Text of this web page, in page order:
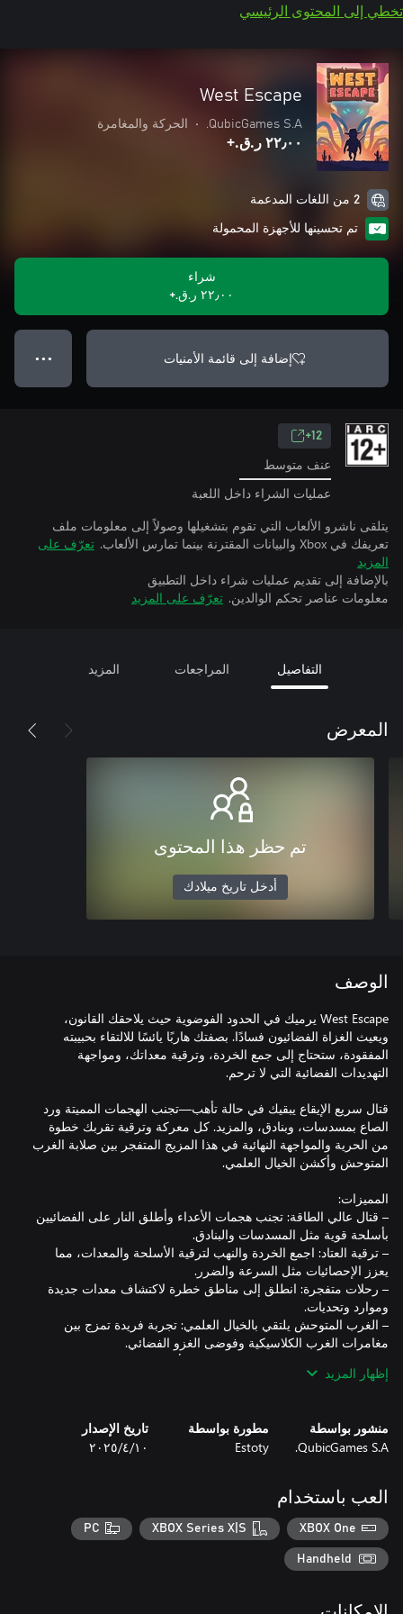
تخطي إلى المحتوى الرئيسي
West Escape
QubicGames S.A.
• الحركة والمغامرة
٢٢٫٠٠ ر.ق.‏+
2 من اللغات المدعمة
تم تحسينها للأجهزة المحمولة
شراء
٢٢٫٠٠ ر.ق.‏+
إضافة إلى قائمة الأمنيات ● ● ●
12+
عنف متوسط
عمليات الشراء داخل اللعبة
يتلقى ناشرو الألعاب التي تقوم بتشغيلها وصولاً إلى معلومات ملف
تعريفك في Xbox والبيانات المقترنة بينما تمارس الألعاب.
تعرّف على
المزيد
بالإضافة إلى تقديم عمليات شراء داخل التطبيق
معلومات عناصر تحكم الوالدين. تعرّف على المزيد
التفاصيل المراجعات المزيد
المعرض
تم حظر هذا المحتوى
أدخل تاريخ ميلادك
الوصف
West Escape يرميك في الحدود الفوضوية حيث يلاحقك القانون،
ويعيث الغزاة الفضائيون فسادًا. بصفتك هاربًا يائسًا للالتقاء بحبيبته
المفقودة، ستحتاج إلى جمع الخردة، وترقية معداتك، ومواجهة
قتال سريع الإيقاع يبقيك في حالة تأهب—تجنب الهجمات المميتة ورد
الصاع بمسدسات، وبنادق، والمزيد. كل معركة وترقية تقربك خطوة
من الحرية والمواجهة النهائية في هذا المزيج المتفجر بين صلابة الغرب
– قتال عالي الطاقة: تجنب هجمات الأعداء وأطلق النار على الفضائيين
– ترقية العتاد: اجمع الخردة والنهب لترقية الأسلحة والمعدات، مما
– رحلات متفجرة: انطلق إلى مناطق خطرة لاكتشاف معدات جديدة
– الغرب المتوحش يلتقي بالخيال العلمي: تجربة فريدة تمزج بين
– تقدم سريع الإيقاع: واصل التحرك مع الأكشن المتواصل والترقيات
الموبوءة بالفضائيين!
إظهار المزيد
منشور بواسطة
QubicGames S.A.
مطورة بواسطة
Estoty
تاريخ الإصدار
١٠‏/٤‏/٢٠٢٥
العب باستخدام
XBOX One
XBOX Series X|S
PC
Handheld